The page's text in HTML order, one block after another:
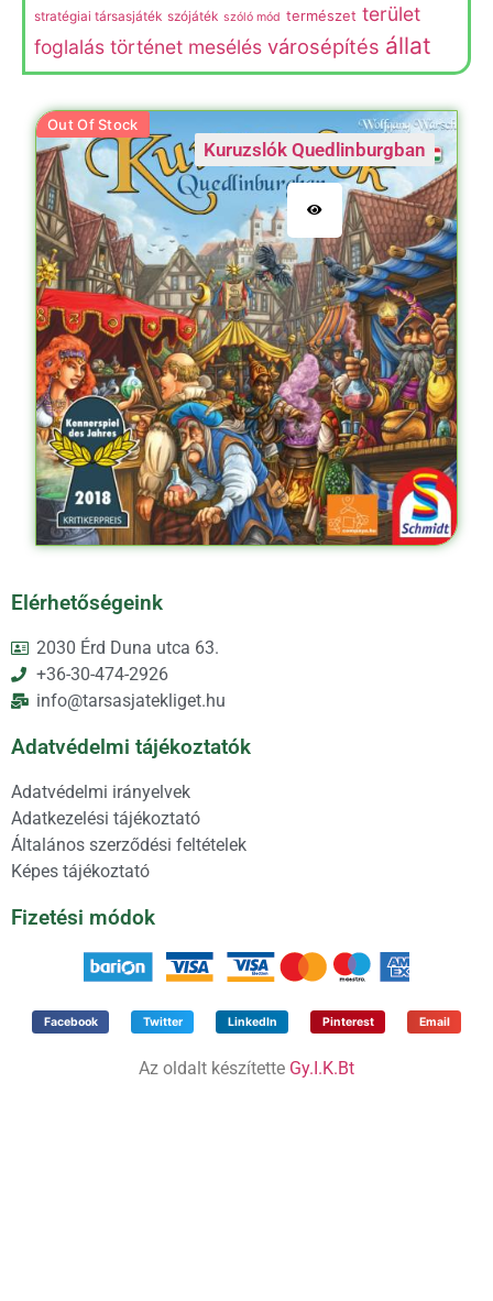
stratégiai társasjáték szójáték szóló mód természet terület
foglalás történet mesélés városépítés állat
Kuruzslók Quedlinburgban
Out Of Stock
Elérhetőségeink
2030 Érd Duna utca 63.
+36-30-474-2926
info@tarsasjatekliget.hu
Adatvédelmi tájékoztatók
Adatvédelmi irányelvek
Adatkezelési tájékoztató
Általános szerződési feltételek
Képes tájékoztató
Fizetési módok
Facebook Twitter LinkedIn Pinterest Email
Az oldalt készítette Gy.I.K.Bt